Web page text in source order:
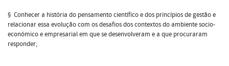
§ Conhecer a história do pensamento científico e dos princípios de gestão e
relacionar essa evolução com os desafios dos contextos do ambiente socio-
económico e empresarial em que se desenvolveram e a que procuraram
responder;